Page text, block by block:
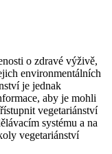
o zdravé výživě,
environmentálních
je jednak
aby je mohli
vegetariánství
systému a na
vegetariánství